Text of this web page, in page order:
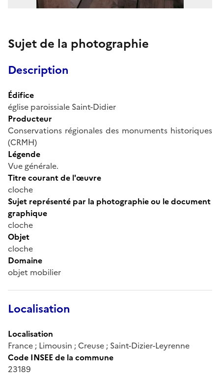
Sujet de la photographie
Description
Édifice
église paroissiale Saint-Didier
Producteur
Conservations régionales des monuments historiques
(CRMH)
Légende
Vue générale.
Titre courant de l'œuvre
cloche
Sujet représenté par la photographie ou le document
graphique
cloche
Objet
cloche
Domaine
objet mobilier
Localisation
Localisation
France ; Limousin ; Creuse ; Saint-Dizier-Leyrenne
Code INSEE de la commune
23189